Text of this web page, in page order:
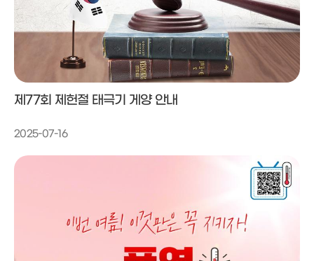
제77회 제헌절 태극기 게양 안내
2025-07-16